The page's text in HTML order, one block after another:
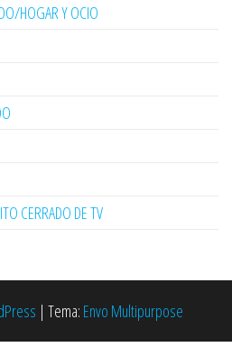
HOGAR Y OCIO
CERRADO DE TV
| Tema: Envo Multipurpose